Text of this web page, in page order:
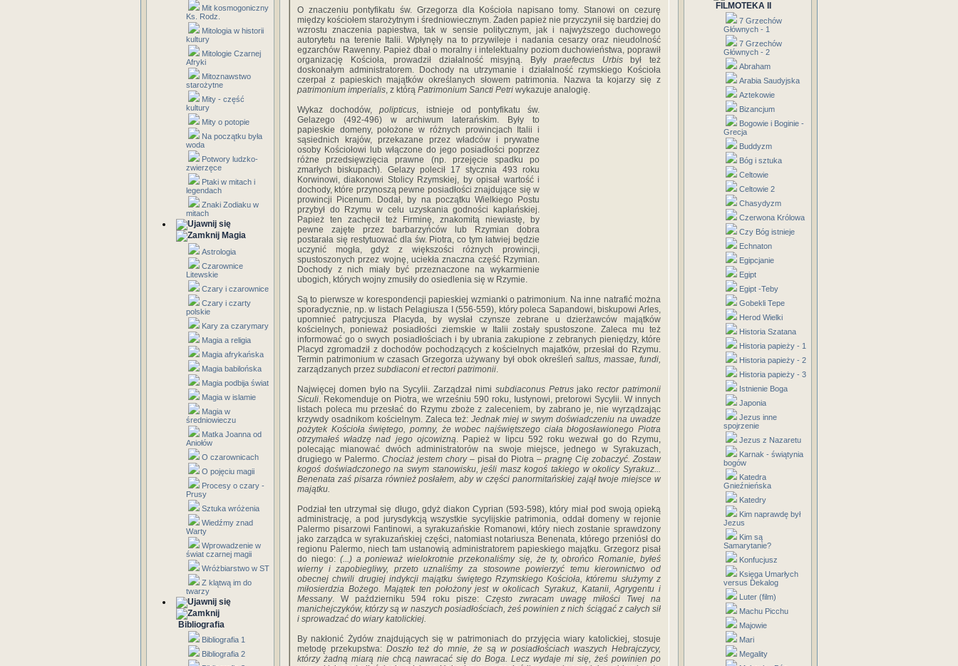
Mit kosmogoniczny
Ks. Rodz.
Mitologia w historii
kultury
Mitologie Czarnej
Afryki
Mitoznawstwo
starożytne
Mity - część
kultury
Mity o potopie
Na początku była
woda
Potwory ludzko-
zwierzęce
Ptaki w mitach i
legendach
Znaki Zodiaku w
mitach
Magia
Astrologia
Czarownice
Litewskie
Czary i czarownice
Czary i czarty
polskie
Kary za czarymary
Magia a religia
Magia afrykańska
Magia babilońska
Magia podbija świat
Magia w islamie
Magia w
średniowieczu
Matka Joanna od
Aniołów
O czarownicach
O pojęciu magii
Procesy o czary -
Prusy
Sztuka wróżenia
Wiedźmy znad
Warty
Wprowadzenie w
świat czarnej magii
Wróżbiarstwo w ST
Z klątwą im do
twarzy
Bibliografia
Bibliografia 1
Bibliografia 2
O znaczeniu pontyfikatu św. Grzegorza dla Kościoła napisano tomy. Stanowi on cezurę
między kościołem starożytnym i średniowiecznym. Żaden papież nie przyczynił się bardziej do
wzrostu znaczenia papiestwa, tak w sensie politycznym, jak i najwyższego duchowego
autorytetu na terenie Italii. Wpłynęły na to przywileje i nadania cesarzy oraz nieudolność
egzarchów Rawenny. Papież dbał o moralny i intelektualny poziom duchowieństwa, poprawił
organizację Kościoła, prowadził działalność misyjną. Byłypraefectus Urbisbył też
doskonałym administratorem. Dochody na utrzymanie i działalność rzymskiego Kościoła
czerpał z papieskich majątków określanych słowem patrimonia. Nazwa ta kojarzy się z
patrimonium imperialis, z którą Patrimonium Sancti Petri wykazuje analogię.
Wykaz dochodów,polipticus, istnieje od pontyfikatu św.
Gelazego (492-496) w archiwum laterańskim. Były to
papieskie domeny, położone w różnych prowincjach Italii i
sąsiednich krajów, przekazane przez władców i prywatne
osoby Kościołowi lub włączone do jego posiadłości poprzez
różne przedsięwzięcia prawne (np. przejęcie spadku po
zmarłych biskupach). Gelazy polecił 17 stycznia 493 roku
Korwinowi, diakonowi Stolicy Rzymskiej, by opisał wartość i
dochody, które przynoszą pewne posiadłości znajdujące się w
prowincji Picenum. Dodał, by na początku Wielkiego Postu
przybył do Rzymu w celu uzyskania godności kapłańskiej.
Papież ten zachęcił też Firminę, znakomitą niewiastę, by
pewne zajęte przez barbarzyńców lub Rzymian dobra
postarała się restytuować dla św. Piotra, co tym łatwiej będzie
uczynić mogła, gdyż z większości różnych prowincji,
spustoszonych przez wojnę, uciekła znaczna część Rzymian.
Dochody z nich miały być przeznaczone na wykarmienie
ubogich, których wojny zmusiły do osiedlenia się w Rzymie.
Są to pierwsze w korespondencji papieskiej wzmianki o patrimonium. Na inne natrafić można
sporadycznie, np. w listach Pelagiusza I (556-559), który poleca Sapandowi, biskupowi Arles,
upomnieć patrycjusza Placyda, by wysłał czynsze zebrane u dzierżawców majątków
kościelnych, ponieważ posiadłości ziemskie w Italii zostały spustoszone. Zaleca mu też
informować go o swych posiadłościach i by ubrania zakupione z zebranych pieniędzy, które
Placyd zgromadził z dochodów pochodzących z kościelnych majatków, przesłał do Rzymu.
Termin patrimonium w czasach Grzegorza używany był obok określeń saltus, massae, fundi,
zarządzanych przez subdiaconi et rectori patrimonii.
Najwięcej domen było na Sycylii. Zarządzał nimi subdiaconus Petrusjakorector patrimonii
Siculi. Rekomenduje on Piotra, we wrześniu 590 roku, Iustynowi, pretorowi Sycylii. W innych
listach poleca mu przesłać do Rzymu zboże z zaleceniem, by zabrano je, nie wyrządzając
krzywdy osadnikom kościelnym. Zaleca też: Jednak miej w swym doświadczeniu na uwadze
pożytek Kościoła świętego, pomny, że wobec najświętszego ciała błogosławionego Piotra
otrzymałeś władzę nad jego ojcowizną. Papież w lipcu 592 roku wezwał go do Rzymu,
polecając mianować dwóch administratorów na swoje miejsce, jednego w Syrakuzach,
drugiego w Palermo. Chociaż jestem chory– pisał do Piotra –pragnę Cię zobaczyć. Zostaw
kogoś doświadczonego na swym stanowisku, jeśli masz kogoś takiego w okolicy Syrakuz...
Benenata zaś pisarza również posłałem, aby w części panormitańskiej zajął twoje miejsce w
majątku.
Podział ten utrzymał się długo, gdyż diakon Cyprian (593-598), który miał pod swoją opieką
administrację, a pod jurysdykcją wszystkie sycylijskie patrimonia, oddał domeny w rejonie
Palermo pisarzowi Fantinowi, a syrakuzańskie Romanowi, który niech zostanie sprawdzony
jako zarządca w syrakuzańskiej części, natomiast notariusza Benenata, którego przeniósł do
regionu Palermo, niech tam ustanowią administratorem papieskiego majątku. Grzegorz pisał
do niego: (...) a ponieważ wielokrotnie przekonaliśmy się, że ty, obrońco Romanie, byłeś
wierny i zapobiegliwy, przeto uznaliśmy za stosowne powierzyć temu kierownictwo od
obecnej chwili drugiej indykcji majątku świętego Rzymskiego Kościoła, któremu służymy z
miłosierdzia Bożego. Majątek ten położony jest w okolicach Syrakuz, Katanii, Agrygentu i
Messany. W październiku 594 roku pisze: Często zwracam uwagę miłości Twej na
manichejczyków, którzy są w naszych posiadłościach, żeś powinien z nich ściągać z całych sił
i sprowadzać do wiary katolickiej.
By nakłonić Żydów znajdujących się w patrimoniach do przyjęcia wiary katolickiej, stosuje
metodę przekupstwa: Doszło też do mnie, że są w posiadłościach waszych Hebrajczycy,
którzy żadną miarą nie chcą nawracać się do Boga. Lecz wydaje mi się, żeś powinien po
FILMOTEKA II
7 Grzechów
Głównych - 1
7 Grzechów
Głównych - 2
Abraham
Arabia Saudyjska
Aztekowie
Bizancjum
Bogowie i Boginie -
Grecja
Buddyzm
Bóg i sztuka
Celtowie
Celtowie 2
Chasydyzm
Czerwona Królowa
Czy Bóg istnieje
Echnaton
Egipcjanie
Egipt
Egipt -Teby
Gobekli Tepe
Herod Wielki
Historia Szatana
Historia papieży - 1
Historia papieży - 2
Historia papieży - 3
Istnienie Boga
Japonia
Jezus inne
spojrzenie
Jezus z Nazaretu
Karnak - świątynia
bogów
Katedra
Gnieźnieńska
Katedry
Kim naprawdę był
Jezus
Kim są
Samarytanie?
Konfucjusz
Księga Umarłych
versus Dekalog
Luter (film)
Machu Picchu
Majowie
Mari
Megality